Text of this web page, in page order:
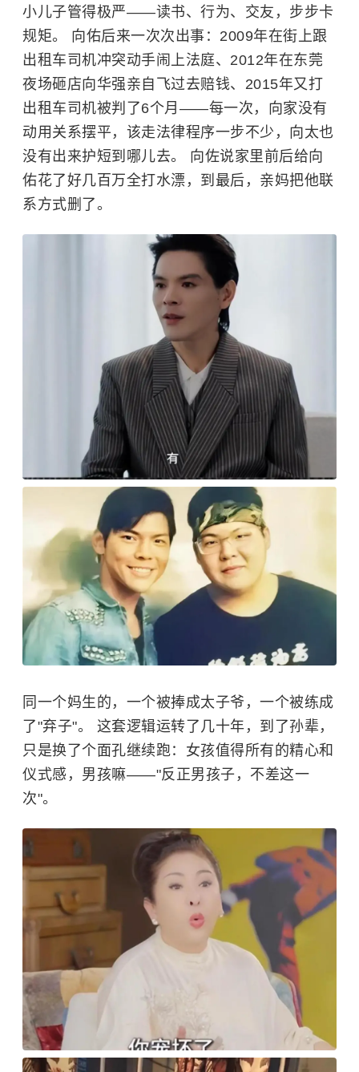
小儿子管得极严——读书、行为、交友，步步卡
规矩。 向佑后来一次次出事：2009年在街上跟
出租车司机冲突动手闹上法庭、2012年在东莞
夜场砸店向华强亲自飞过去赔钱、2015年又打
出租车司机被判了6个月——每一次，向家没有
动用关系摆平，该走法律程序一步不少，向太也
没有出来护短到哪儿去。 向佐说家里前后给向
佑花了好几百万全打水漂，到最后，亲妈把他联
系方式删了。
同一个妈生的，一个被捧成太子爷，一个被练成
了"弃子"。 这套逻辑运转了几十年，到了孙辈，
只是换了个面孔继续跑：女孩值得所有的精心和
仪式感，男孩嘛——"反正男孩子，不差这一
次"。